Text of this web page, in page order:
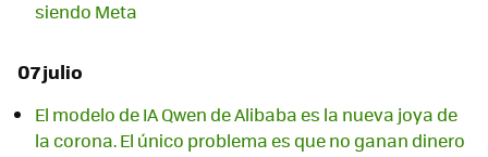
siendo Meta
07 julio
El modelo de IA Qwen de Alibaba es la nueva joya de
la corona. El único problema es que no ganan dinero